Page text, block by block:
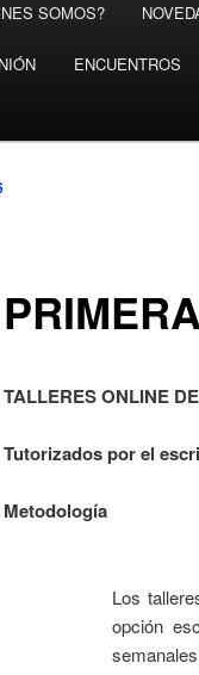
SOMOS?
ENCUENTROS
TALLERES ONLINE
Tutorizados por el
Metodología
Los
opción